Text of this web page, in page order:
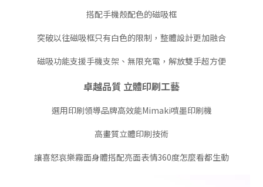
搭配手機殼配色的磁吸框
突破以往磁吸框只有白色的限制，整體設計更加融合
磁吸功能支援手機支架、無限充電，解放雙手超方便
卓越品質 立體印刷工藝
選用印刷領導品牌高效能Mimaki噴墨印刷機
高畫質立體印刷技術
讓喜怒哀樂霧面身體搭配亮面表情360度怎麼看都生動